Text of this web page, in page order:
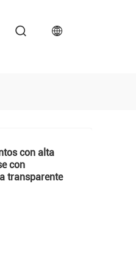
con alta
con
transparente